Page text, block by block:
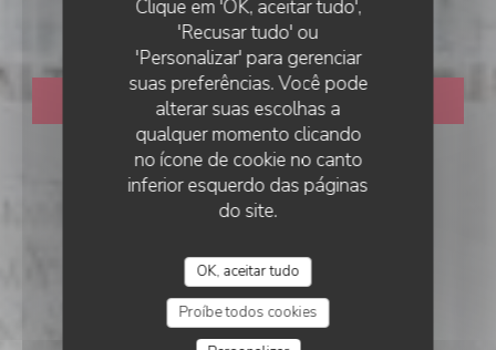
Clique em 'OK, aceitar tudo',
'Recusar tudo' ou
'Personalizar' para gerenciar
suas preferências. Você pode
alterar suas escolhas a
qualquer momento clicando
no ícone de cookie no canto
inferior esquerdo das páginas
do site.
OK, aceitar tudo
Proíbe todos cookies
D'CHEZ EUX
RESERVAR UMA MESA